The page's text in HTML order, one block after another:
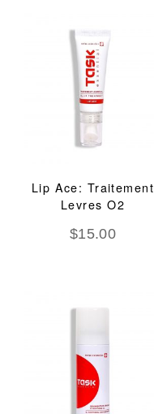
Lip Ace: Traitement
Levres O2
$15.00